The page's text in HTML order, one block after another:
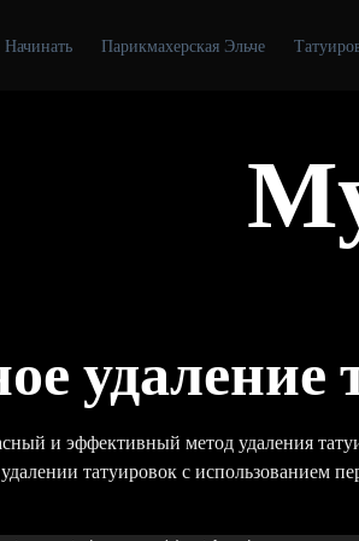
Начинать Парикмахерская Эльче
и эффективный метод удаления
татуировок с использованием